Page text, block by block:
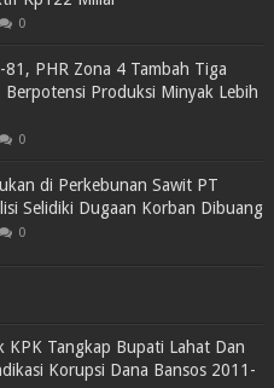
0
81, PHR Zona 4 Tambah Tiga
Produksi Minyak Lebih
0
di Perkebunan Sawit PT
Selidiki Dugaan Korban Dibuang
0
KPK Tangkap Bupati Lahat Dan
Korupsi Dana Bansos 2011-